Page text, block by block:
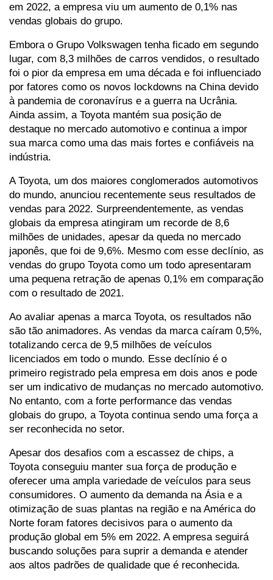
em 2022, a empresa viu um aumento de 0,1% nas
vendas globais do grupo.
Embora o Grupo Volkswagen tenha ficado em segundo
lugar, com 8,3 milhões de carros vendidos, o resultado
foi o pior da empresa em uma década e foi influenciado
por fatores como os novos lockdowns na China devido
à pandemia de coronavírus e a guerra na Ucrânia.
Ainda assim, a Toyota mantém sua posição de
destaque no mercado automotivo e continua a impor
sua marca como uma das mais fortes e confiáveis na
indústria.
A Toyota, um dos maiores conglomerados automotivos
do mundo, anunciou recentemente seus resultados de
vendas para 2022. Surpreendentemente, as vendas
globais da empresa atingiram um recorde de 8,6
milhões de unidades, apesar da queda no mercado
japonês, que foi de 9,6%. Mesmo com esse declínio, as
vendas do grupo Toyota como um todo apresentaram
uma pequena retração de apenas 0,1% em comparação
com o resultado de 2021.
Ao avaliar apenas a marca Toyota, os resultados não
são tão animadores. As vendas da marca caíram 0,5%,
totalizando cerca de 9,5 milhões de veículos
licenciados em todo o mundo. Esse declínio é o
primeiro registrado pela empresa em dois anos e pode
ser um indicativo de mudanças no mercado automotivo.
No entanto, com a forte performance das vendas
globais do grupo, a Toyota continua sendo uma força a
ser reconhecida no setor.
Apesar dos desafios com a escassez de chips, a
Toyota conseguiu manter sua força de produção e
oferecer uma ampla variedade de veículos para seus
consumidores. O aumento da demanda na Ásia e a
otimização de suas plantas na região e na América do
Norte foram fatores decisivos para o aumento da
produção global em 5% em 2022. A empresa seguirá
buscando soluções para suprir a demanda e atender
aos altos padrões de qualidade que é reconhecida.